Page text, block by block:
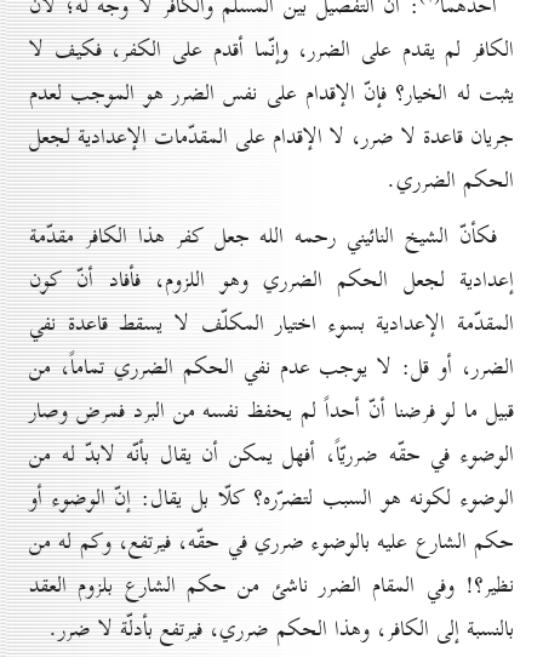
الكافر لم يقدم على الضرر، وإنّما أقدم على الكفر، فكيف لا
يثبت له الخيار؟ فإنّ الإقدام على نفس الضرر هو الموجب لعدم
جريان قاعدة لا ضرر، لا الإقدام على المقدّمات الإعدادية لجعل
الحكم الضرري.
فكأنّ الشيخ النائيني رحمه الله جعل كفر هذا الكافر مقدّمة
إعدادية لجعل الحكم الضرري وهو اللزوم، فأفاد أنّ كون
المقدّمة الإعدادية بسوء اختيار المكلّف لا يسقط قاعدة نفي
الضرر، أو قل: لا يوجب عدم نفي الحكم الضرري تماماً، من
قبيل ما لو فرضنا أنّ أحداً لم يحفظ نفسه من البرد فمرض وصار
الوضوء في حقّه ضرريّاً، أفهل يمكن أن يقال بأنّه لابدّ له من
الوضوء لكونه هو السبب لتضرّره؟ كلّا بل يقال: إنّ الوضوء أو
حكم الشارع عليه بالوضوء ضرري في حقّه، فيرتفع، وكم له من
نظير؟! وفي المقام الضرر ناشئ من حكم الشارع بلزوم العقد
بالنسبة إلى الكافر، وهذا الحكم ضرري، فيرتفع بأدلّة لا ضرر.